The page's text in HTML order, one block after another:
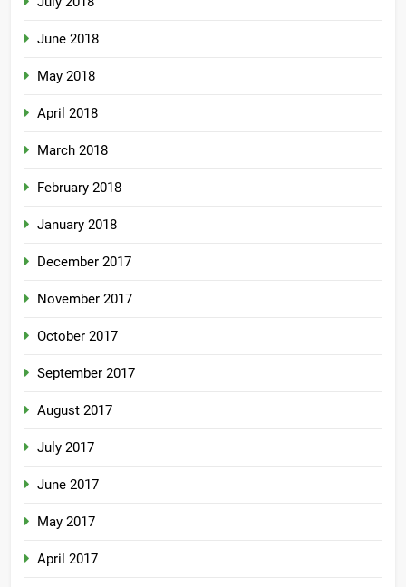
June 2018
May 2018
April 2018
March 2018
February 2018
January 2018
December 2017
November 2017
October 2017
September 2017
August 2017
July 2017
June 2017
May 2017
April 2017